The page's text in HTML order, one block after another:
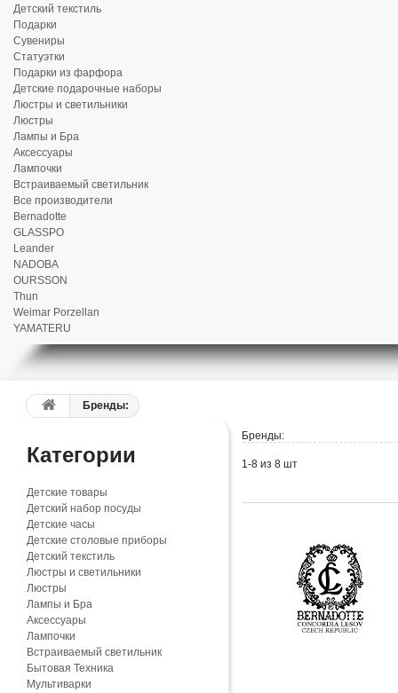
Детский текстиль
Подарки
Сувениры
Статуэтки
Подарки из фарфора
Детские подарочные наборы
Люстры и светильники
Люстры
Лампы и Бра
Аксессуары
Лампочки
Встраиваемый светильник
Все производители
Bernadotte
GLASSPO
Leander
NADOBA
OURSSON
Thun
Weimar Porzellan
YAMATERU
Бренды:
Категории
Детские товары
Детский набор посуды
Детские часы
Детские столовые приборы
Детский текстиль
Люстры и светильники
Люстры
Лампы и Бра
Аксессуары
Лампочки
Встраиваемый светильник
Бытовая Техника
Мультиварки
Бренды:
1-8 из 8 шт